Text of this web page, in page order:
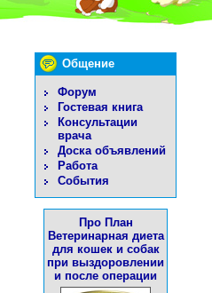
Общение
Форум
Гостевая книга
Консультации
врача
Доска объявлений
Работа
События
Про План
Ветеринарная диета
для кошек и собак
при выздоровлении
и после операции